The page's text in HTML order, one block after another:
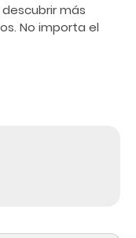
más
No importa el